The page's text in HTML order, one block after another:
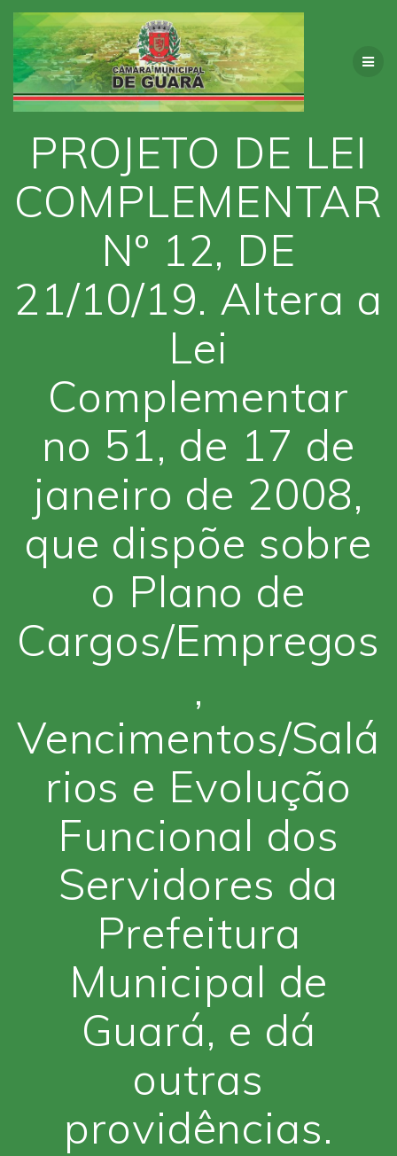
Skip
to
content
PROJETO DE LEI
COMPLEMENTAR
Nº 12, DE
21/10/19. Altera a
Lei
Complementar
no 51, de 17 de
janeiro de 2008,
que dispõe sobre
o Plano de
Cargos/Empregos
,
Vencimentos/Salá
rios e Evolução
Funcional dos
Servidores da
Prefeitura
Municipal de
Guará, e dá
outras
providências.